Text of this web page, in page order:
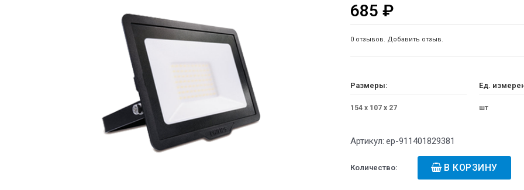
685 ₽
0 отзывов. Добавить отзыв.
Размеры:
154 x 107 x 27
Ед.
шт
Артикул: ep-911401829381
Количество: В КОРЗИНУ